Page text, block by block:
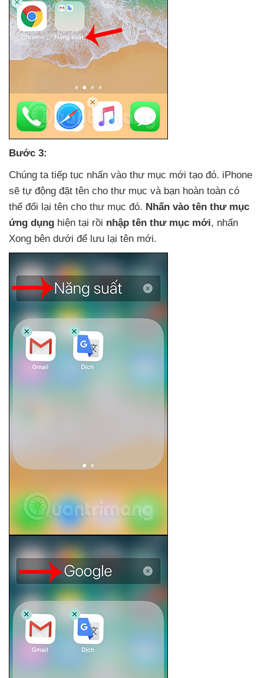
Bước 3:
Chúng ta tiếp tục nhấn vào thư mục mới tạo đó. iPhone
sẽ tự động đặt tên cho thư mục và bạn hoàn toàn có
thể đổi lại tên cho thư mục đó. Nhấn vào tên thư mục
ứng dụng hiện tại rồi nhập tên thư mục mới, nhấn
Xong bên dưới để lưu lại tên mới.